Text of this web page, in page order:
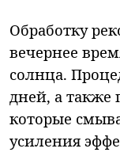
Обработку
вечернее
солнца.
дней, а также
которые
усиления